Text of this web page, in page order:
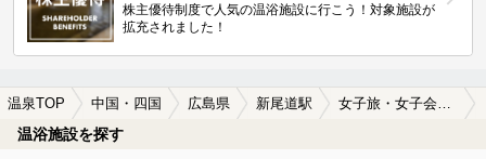
株主優待制度で人気の温浴施設に行こう！対象施設が
拡充されました！
温泉TOP 中国・四国 広島県 新尾道駅 女子旅・女子会におすすめの新尾道駅近くの温泉、日帰り温泉、スーパー銭湯おすすめ
温浴施設を探す